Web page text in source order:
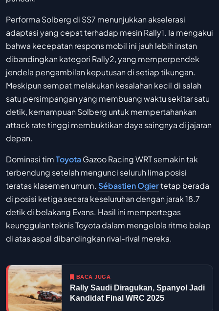
Performa Solberg di SS7 menunjukkan akselerasi
adaptasi yang cepat terhadap mesin Rally1. Ia mengakui
bahwa kecepatan respons mobil ini jauh lebih instan
dibandingkan kategori Rally2, yang memperpendek
jendela pengambilan keputusan di setiap tikungan.
Meskipun sempat melakukan kesalahan kecil di salah
satu persimpangan yang membuang waktu sekitar satu
detik, kemampuan Solberg untuk mempertahankan
attack rate tinggi membuktikan daya saingnya di jajaran
depan.
Dominasi timToyotaGazoo Racing WRT semakin tak
terbendung setelah mengunci seluruh lima posisi
teratas klasemen umum. Sébastien Ogiertetap berada
di posisi ketiga secara keseluruhan dengan jarak 18.7
detik di belakang Evans. Hasil ini mempertegas
keunggulan teknis Toyota dalam mengelola ritme balap
di atas aspal dibandingkan rival-rival mereka.
BACA JUGA
Rally Saudi Diragukan, Spanyol Jadi
Kandidat Final WRC 2025